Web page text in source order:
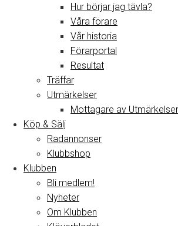
Hur börjar jag tävla?
Våra förare
Vår historia
Förarportal
Resultat
Träffar
Utmärkelser
Mottagare av Utmärkelser
Köp & Sälj
Radannonser
Klubbshop
Klubben
Bli medlem!
Nyheter
Om Klubben